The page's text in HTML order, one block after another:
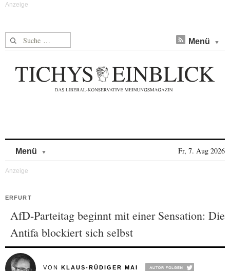
Suche nach: Menü
Menü Fr, 7. Aug 2026
ERFURT
AfD-Parteitag beginnt mit einer Sensation: Die
Antifa blockiert sich selbst
VON KLAUS-RÜDIGER MAI